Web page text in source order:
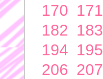
170 171
182 183
194 195
206 207